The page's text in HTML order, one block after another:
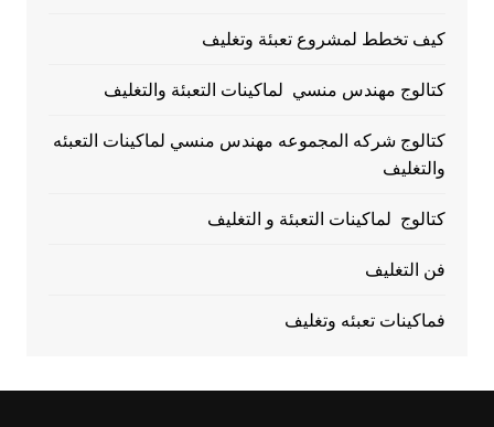
كيف تخطط لمشروع تعبئة وتغليف
كتالوج مهندس منسي لماكينات التعبئة والتغليف
كتالوج شركه المجموعه مهندس منسي لماكينات التعبئه
والتغليف
كتالوج لماكينات التعبئة و التغليف
فن التغليف
فماكينات تعبئه وتغليف